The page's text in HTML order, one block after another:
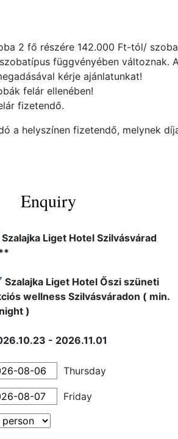
2 fő részére 142.000 Ft-tól/
függvényében változnak.
kérje ajánlatunkat!
felár ellenében!
fizetendő.
a helyszínen fizetendő, melynek
Enquiry
Liget Hotel Szilvásvárad
Liget Hotel Őszi szüneti
wellness Szilvásváradon ( min.
)
- 2026.11.01
Thursday
Friday